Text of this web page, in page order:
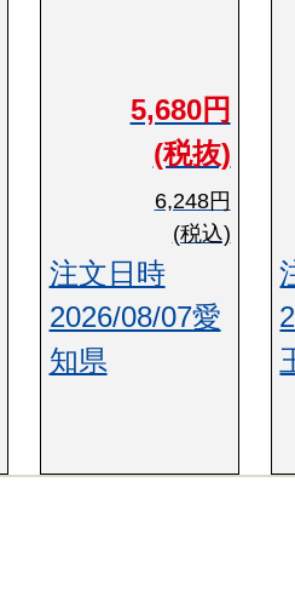
5,680円
(税抜)
6,248円
(税込)
注文日時
2026/08/07愛
知県